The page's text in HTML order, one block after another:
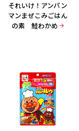
それいけ！アンパン
マンまぜこみごはん
の素 鮭わかめ